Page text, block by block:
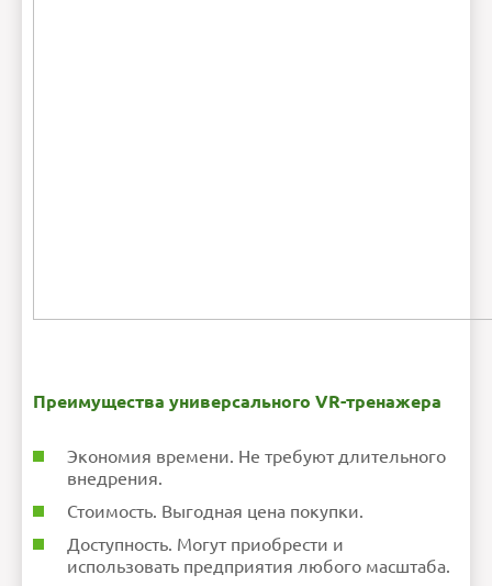
Преимущества универсального VR-тренажера
Экономия времени. Не требуют длительного
внедрения.
Стоимость. Выгодная цена покупки.
Доступность. Могут приобрести и
использовать предприятия любого масштаба.